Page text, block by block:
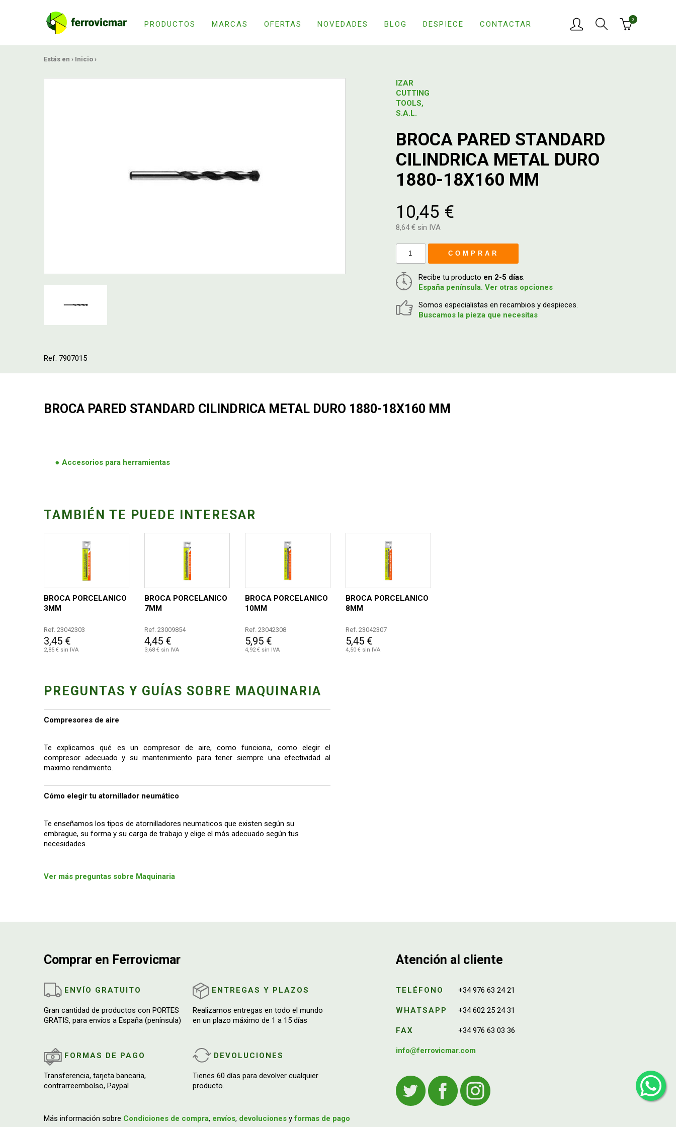
PRODUCTOS MARCAS OFERTAS NOVEDADES BLOG DESPIECE CONTACTAR
0
Estás en › Inicio ›
Ref. 7907015
IZAR
CUTTING
TOOLS,
S.A.L.
BROCA PARED STANDARD
CILINDRICA METAL DURO
1880-18X160 MM
10,45 €
8,64 € sin IVA
COMPRAR
Recibe tu producto en 2-5 días.
España península. Ver otras opciones
Somos especialistas en recambios y despieces.
Buscamos la pieza que necesitas
BROCA PARED STANDARD CILINDRICA METAL DURO 1880-18X160 MM
Accesorios para herramientas
TAMBIÉN TE PUEDE INTERESAR
BROCA PORCELANICO
3MM
Ref. 23042303
3,45 €
2,85 € sin IVA
BROCA PORCELANICO
7MM
Ref. 23009854
4,45 €
3,68 € sin IVA
BROCA PORCELANICO
10MM
Ref. 23042308
5,95 €
4,92 € sin IVA
BROCA PORCELANICO
8MM
Ref. 23042307
5,45 €
4,50 € sin IVA
PREGUNTAS Y GUÍAS SOBRE MAQUINARIA
Compresores de aire
Te explicamos qué es un compresor de aire, como funciona, como elegir el
compresor adecuado y su mantenimiento para tener siempre una efectividad al
maximo rendimiento.
Cómo elegir tu atornillador neumático
Te enseñamos los tipos de atornilladores neumaticos que existen según su
embrague, su forma y su carga de trabajo y elige el más adecuado según tus
necesidades.
Ver más preguntas sobre Maquinaria
Comprar en Ferrovicmar
ENVÍO GRATUITO
Gran cantidad de productos con PORTES
GRATIS, para envíos a España (península)
ENTREGAS Y PLAZOS
Realizamos entregas en todo el mundo
en un plazo máximo de 1 a 15 días
FORMAS DE PAGO
Transferencia, tarjeta bancaria,
contrarreembolso, Paypal
DEVOLUCIONES
Tienes 60 días para devolver cualquier
producto.
Más información sobre Condiciones de compra, envíos, devoluciones yformas de pago
Atención al cliente
TELÉFONO +34 976 63 24 21
WHATSAPP +34 602 25 24 31
FAX +34 976 63 03 36
info@ferrovicmar.com